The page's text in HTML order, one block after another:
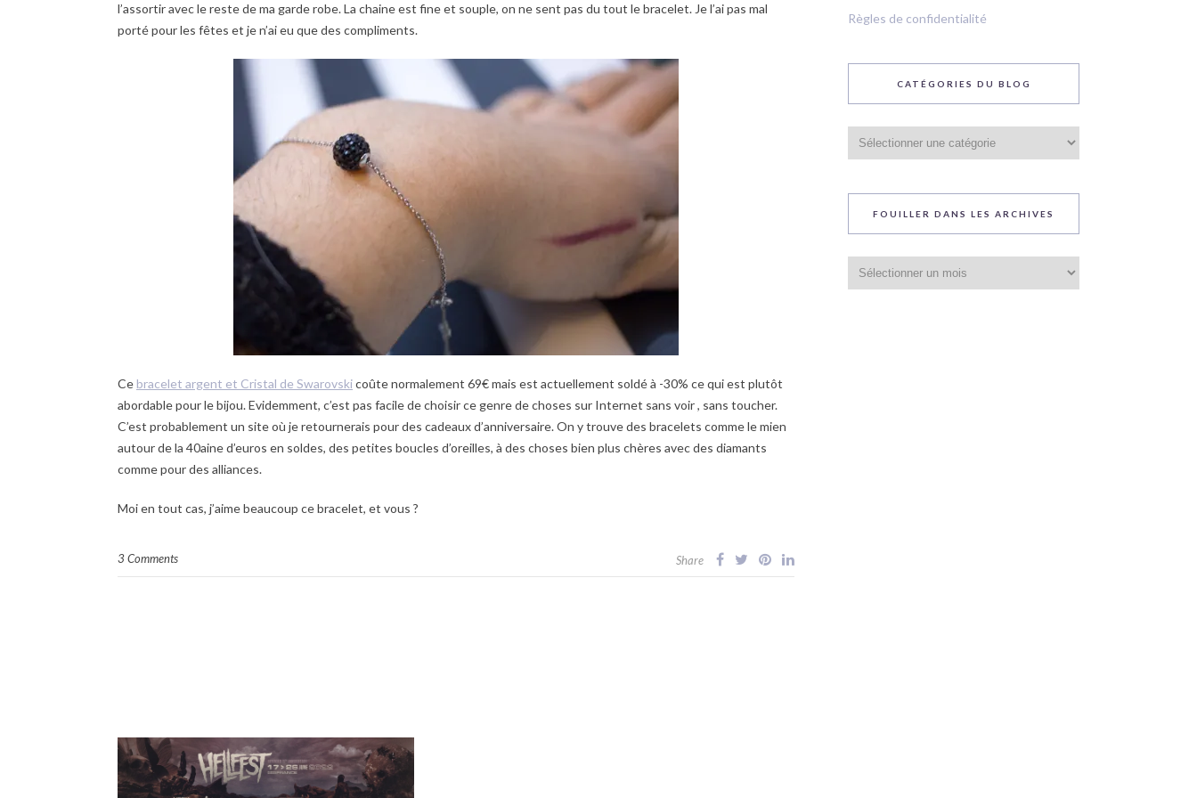
l’assortir avec le reste de ma garde robe. La chaine est fine et souple, on ne sent pas du tout le bracelet. Je l’ai pas mal
porté pour les fêtes et je n’ai eu que des compliments.
Ce bracelet argent et Cristal de Swarovskicoûte normalement 69€ mais est actuellement soldé à -30% ce qui est plutôt
abordable pour le bijou. Evidemment, c’est pas facile de choisir ce genre de choses sur Internet sans voir , sans toucher.
C’est probablement un site où je retournerais pour des cadeaux d’anniversaire. On y trouve des bracelets comme le mien
autour de la 40aine d’euros en soldes, des petites boucles d’oreilles, à des choses bien plus chères avec des diamants
comme pour des alliances.
Moi en tout cas, j’aime beaucoup ce bracelet, et vous ?
3 Comments Share
Règles de confidentialité
CATÉGORIES DU BLOG
du
blog
FOUILLER DANS LES ARCHIVES
dans
les